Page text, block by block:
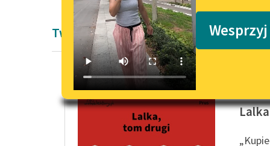
Twórczość Bolesław Prus